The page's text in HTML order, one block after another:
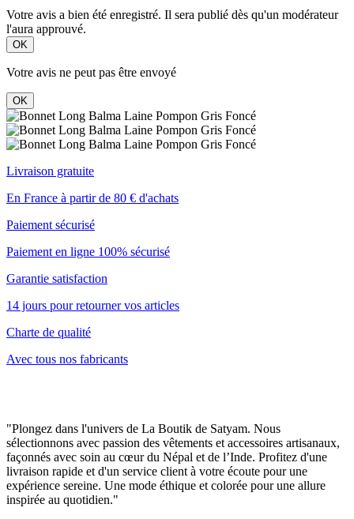
Votre avis a bien été enregistré. Il sera publié dès qu'un modérateur
l'aura approuvé.
OK
Votre avis ne peut pas être envoyé
OK
Livraison gratuite
En France à partir de 80 € d'achats
Paiement sécurisé
Paiement en ligne 100% sécurisé
Garantie satisfaction
14 jours pour retourner vos articles
Charte de qualité
Avec tous nos fabricants
"Plongez dans l'univers de La Boutik de Satyam. Nous
sélectionnons avec passion des vêtements et accessoires artisanaux,
façonnés avec soin au cœur du Népal et de l’Inde. Profitez d'une
livraison rapide et d'un service client à votre écoute pour une
expérience sereine. Une mode éthique et colorée pour une allure
inspirée au quotidien."